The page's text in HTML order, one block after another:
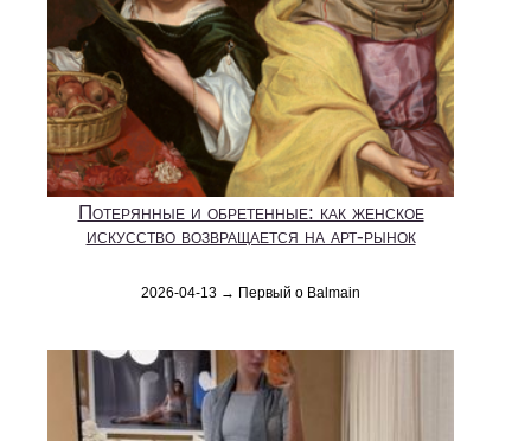
Потерянные и обретенные: как женское
искусство возвращается на арт-рынок
2026-04-13 → Первый о Balmain